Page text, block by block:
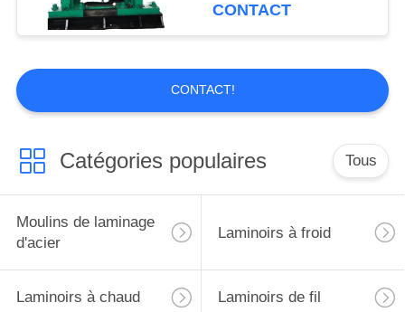
CONTACT
CONTACT!
Catégories populaires Tous
Moulins de laminage
d'acier
Laminoirs à froid
Laminoirs à chaud Laminoirs de fil